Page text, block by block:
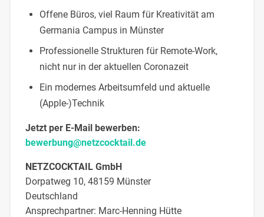
Offene Büros, viel Raum für Kreativität am
Germania Campus in Münster
Professionelle Strukturen für Remote-Work,
nicht nur in der aktuellen Coronazeit
Ein modernes Arbeitsumfeld und aktuelle
(Apple-)Technik
Jetzt per E-Mail bewerben:
bewerbung@netzcocktail.de
NETZCOCKTAIL GmbH
Dorpatweg 10, 48159 Münster
Deutschland
Ansprechpartner: Marc-Henning Hütte